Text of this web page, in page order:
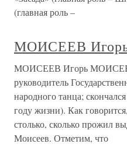
(главная роль –
МОИСЕЕВ
МОИСЕЕВ Игорь
руководитель
народного танца;
году жизни). Как
столько, сколько прожил
Моисеев. Отметим, что